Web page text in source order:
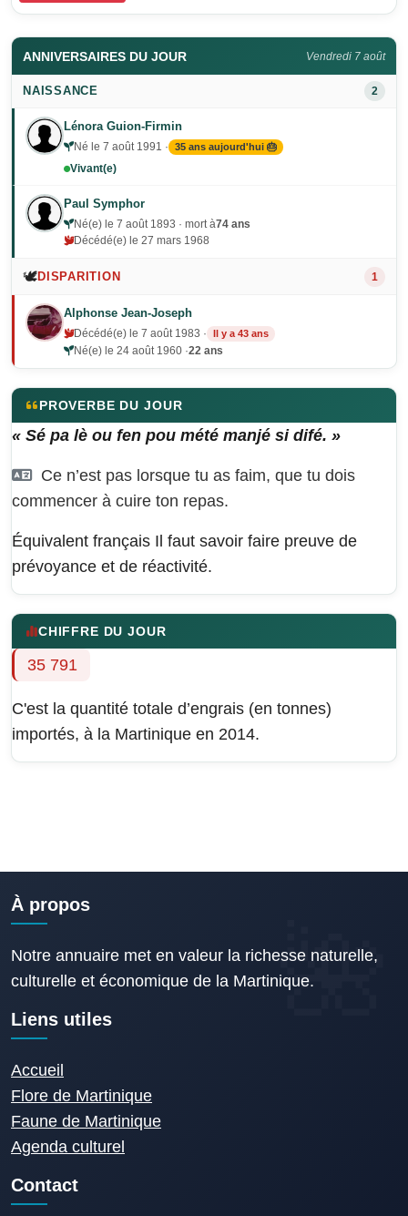
ANNIVERSAIRES DU JOUR Vendredi 7 août
NAISSANCE 2
Lénora Guion-Firmin
Né le 7 août 1991 · 35 ans aujourd'hui 🎂
Vivant(e)
Paul Symphor
Né(e) le 7 août 1893 · mort à74 ans
Décédé(e) le 27 mars 1968
🕊️DISPARITION 1
Alphonse Jean-Joseph
Décédé(e) le 7 août 1983 · Il y a 43 ans
Né(e) le 24 août 1960 ·22 ans
PROVERBE DU JOUR
« Sé pa lè ou fen pou mété manjé si difé. »
Ce n’est pas lorsque tu as faim, que tu dois
commencer à cuire ton repas.
Équivalent français Il faut savoir faire preuve de
prévoyance et de réactivité.
CHIFFRE DU JOUR
35 791
C'est la quantité totale d’engrais (en tonnes)
importés, à la Martinique en 2014.
À propos
Notre annuaire met en valeur la richesse naturelle,
culturelle et économique de la Martinique.
Liens utiles
Accueil
Flore de Martinique
Faune de Martinique
Agenda culturel
Contact